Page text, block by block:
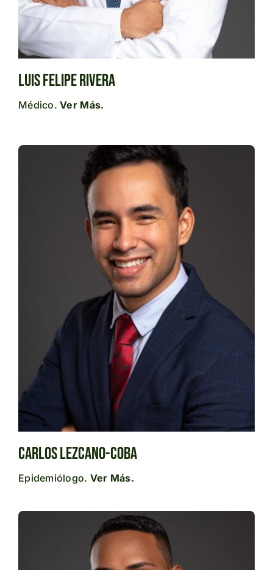
Luis Felipe Rivera
Médico.Ver Más.
Carlos Lezcano-Coba
Epidemiólogo. Ver Más.